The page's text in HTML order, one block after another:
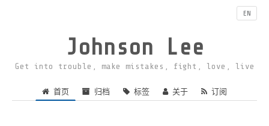
Johnson Lee
Get into trouble, make mistakes, fight, love, live
首页 归档 标签 关于 订阅
EN